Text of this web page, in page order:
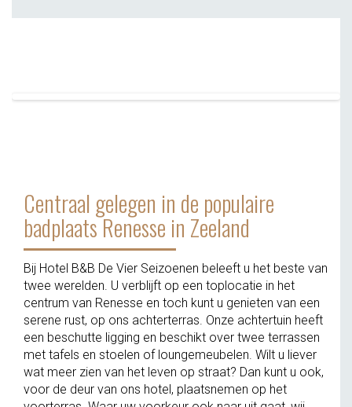
Centraal gelegen in de populaire
badplaats Renesse in Zeeland
Bij Hotel B&B De Vier Seizoenen beleeft u het beste van
twee werelden. U verblijft op een toplocatie in het
centrum van Renesse en toch kunt u genieten van een
serene rust, op ons achterterras. Onze achtertuin heeft
een beschutte ligging en beschikt over twee terrassen
met tafels en stoelen of loungemeubelen. Wilt u liever
wat meer zien van het leven op straat? Dan kunt u ook,
voor de deur van ons hotel, plaatsnemen op het